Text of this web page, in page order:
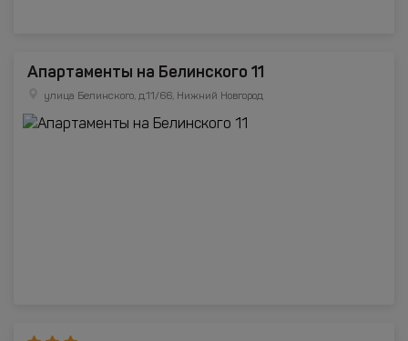
Апартаменты на Белинского 11
улица Белинского, д.11/66, Нижний Новгород